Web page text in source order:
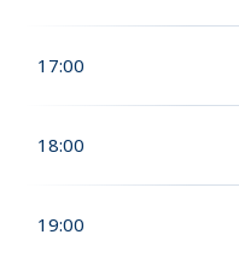
17:00
18:00
19:00